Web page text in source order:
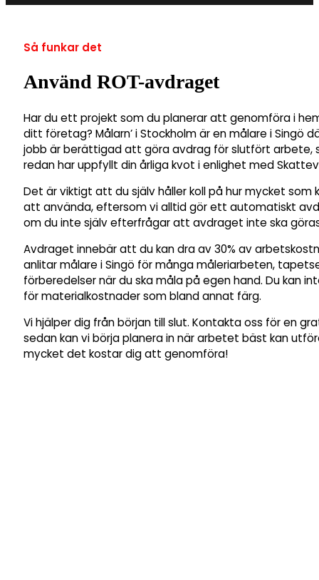
Så funkar det
Använd ROT-avdraget
Har du ett projekt som du planerar att genomföra i
ditt företag? Målarn’ i Stockholm är en målare i Singö
jobb är berättigad att göra avdrag för slutfört arbete,
redan har uppfyllt din årliga kvot i enlighet med
Det är viktigt att du själv håller koll på hur mycket som
att använda, eftersom vi alltid gör ett automatiskt
om du inte själv efterfrågar att avdraget inte ska
Avdraget innebär att du kan dra av 30% av
anlitar målare i Singö för många måleriarbeten,
förberedelser när du ska måla på egen hand. Du kan
för materialkostnader som bland annat färg.
Vi hjälper dig från början till slut. Kontakta oss för en
sedan kan vi börja planera in när arbetet bäst kan
mycket det kostar dig att genomföra!